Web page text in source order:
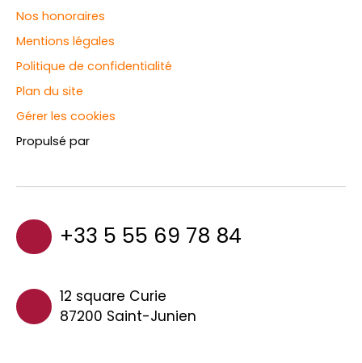
Nos honoraires
Mentions légales
Politique de confidentialité
Plan du site
Gérer les cookies
Propulsé par
+33 5 55 69 78 84
12 square Curie
87200 Saint-Junien